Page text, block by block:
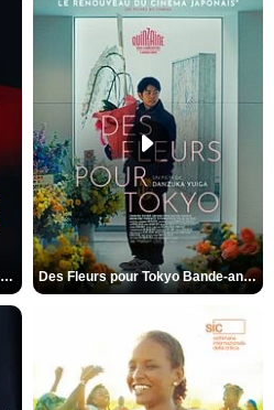
Les Silences de Riyad Bande-annonce VO STFR Des Fleurs pour Tokyo Bande-annonce VO STFR